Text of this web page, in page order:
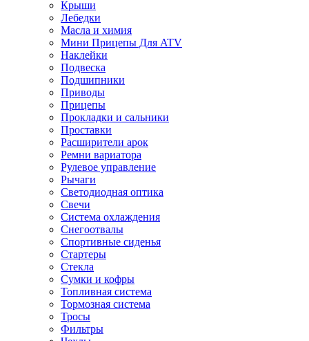
Крыши
Лебедки
Масла и химия
Мини Прицепы Для ATV
Наклейки
Подвеска
Подшипники
Приводы
Прицепы
Прокладки и сальники
Проставки
Расширители арок
Ремни вариатора
Рулевое управление
Рычаги
Светодиодная оптика
Свечи
Система охлаждения
Снегоотвалы
Спортивные сиденья
Стартеры
Стекла
Сумки и кофры
Топливная система
Тормозная система
Тросы
Фильтры